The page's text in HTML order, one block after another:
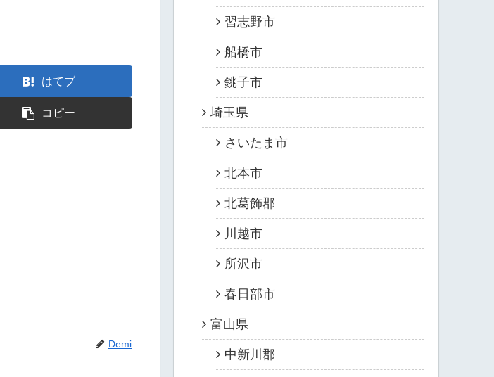
はてブ
コピー
Demi
習志野市
船橋市
銚子市
埼玉県
さいたま市
北本市
北葛飾郡
川越市
所沢市
春日部市
富山県
中新川郡